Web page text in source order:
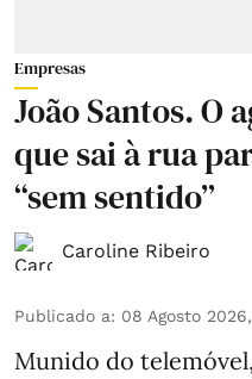
Empresas
João Santos. O
que sai à rua
“sem sentido”
Caroline Ribeiro
Publicado a: 08 Agosto
Munido do